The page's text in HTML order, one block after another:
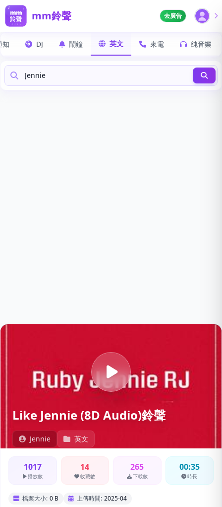
mm鈴聲 去廣告
知 DJ 鬧鐘 英文 來電 純音樂
Like Jennie (8D Audio)鈴聲
Jennie 英文
1017
播放數
14
收藏數
265
下載數
00:35
時長
檔案大小: 0 B 上傳時間: 2025-04